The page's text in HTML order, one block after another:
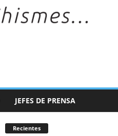
JEFES DE PRENSA
Recientes